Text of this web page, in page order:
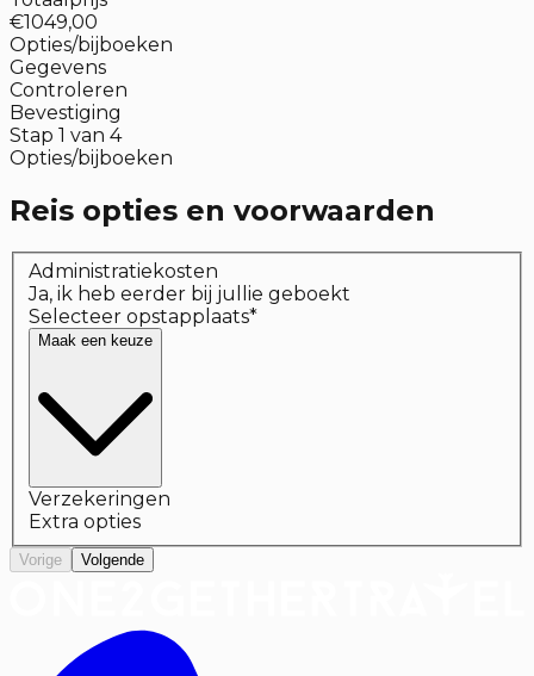
€1049,00
Opties/bijboeken
Gegevens
Controleren
Bevestiging
Stap 1 van 4
Opties/bijboeken
Reis opties en voorwaarden
Administratiekosten
Ja, ik heb eerder bij jullie geboekt
Selecteer opstapplaats*
Maak een keuze
Verzekeringen
Extra opties
Vorige Volgende